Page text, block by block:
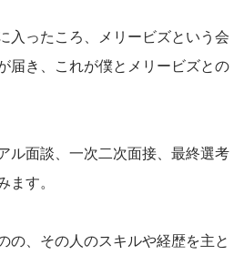
入ったころ、メリービズという会
届き、これが僕とメリービズとの
ル面談、一次二次面接、最終選考
す。
の、その人のスキルや経歴を主と